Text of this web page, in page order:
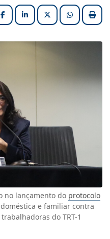
FacebookLinkedInX (formerly
no lançamento do protocolo
e familiar contra
do TRT-1